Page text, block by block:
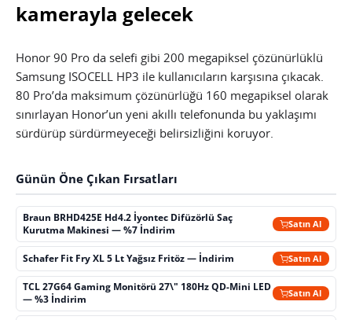
kamerayla gelecek
Honor 90 Pro da selefi gibi 200 megapiksel çözünürlüklü
Samsung ISOCELL HP3 ile kullanıcıların karşısına çıkacak.
80 Pro’da maksimum çözünürlüğü 160 megapiksel olarak
sınırlayan Honor’un yeni akıllı telefonunda bu yaklaşımı
sürdürüp sürdürmeyeceği belirsizliğini koruyor.
Günün Öne Çıkan Fırsatları
Braun BRHD425E Hd4.2 İyontec Difüzörlü Saç
Kurutma Makinesi — %7 İndirim
Satın Al
Schafer Fit Fry XL 5 Lt Yağsız Fritöz — İndirim Satın Al
TCL 27G64 Gaming Monitörü 27\" 180Hz QD-Mini LED
— %3 İndirim
Satın Al